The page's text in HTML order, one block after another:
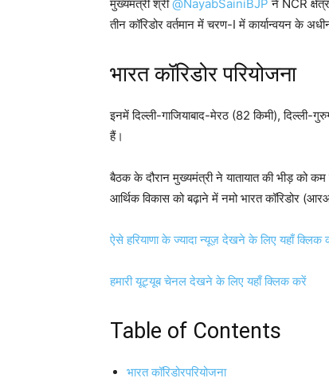
मुख्यमंत्री श्री@NayabSainiBJP ने NCR
तीन कॉरिडोर वर्तमान में चरण-I में कार्यान्वयन के
भारत कॉरिडोर परियोजना
इनमें दिल्ली-गाजियाबाद-मेरठ (82 किमी), दिल्ली-
हैं।
बैठक के दौरान मुख्यमंत्री ने यातायात की भीड़ को
आर्थिक विकास को बढ़ाने में नमो भारत कॉरिडोर
ऐसे हरियाणा के ज्यादा न्यूज़ देखने के लिए यहाँ क्लिक
हमारी यूट्यूब चेनल देखने के लिए यहाँ क्लिक करें
Table of Contents
भारत कॉरिडोरपरियोजना